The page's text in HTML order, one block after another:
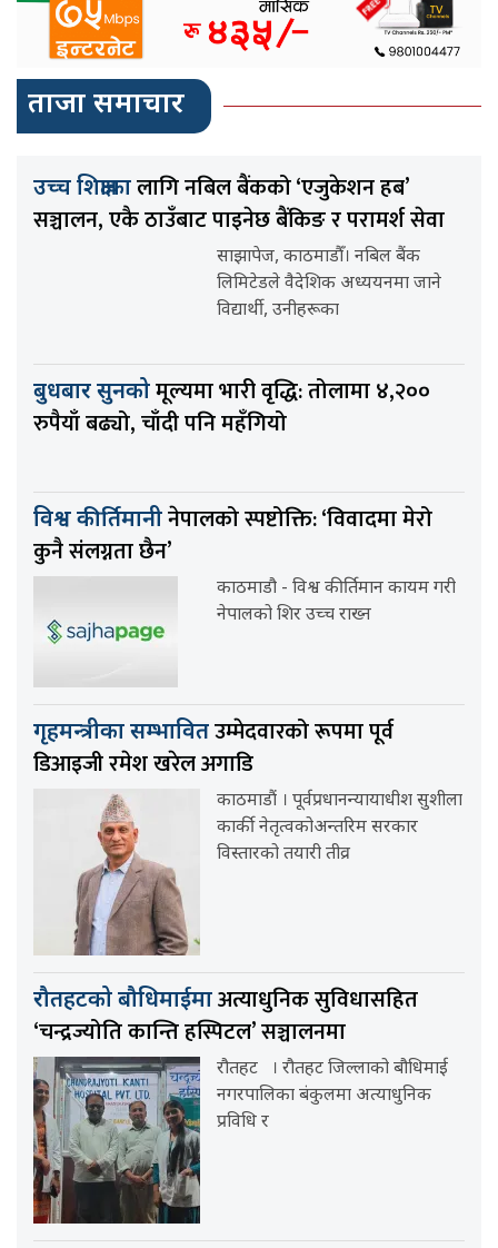
ताजा समाचार
उच्च शिक्षाकालागि नबिल बैंकको ‘एजुकेशन हब’
सञ्चालन, एकै ठाउँबाट पाइनेछ बैंकिङ र परामर्श सेवा
साझापेज, काठमाडौँ। नबिल बैंक
लिमिटेडले वैदेशिक अध्ययनमा जाने
विद्यार्थी, उनीहरूका
बुधबार सुनकोमूल्यमा भारी वृद्धि: तोलामा ४,२००
रुपैयाँ बढ्यो, चाँदी पनि महँगियो
विश्व कीर्तिमानीनेपालको स्पष्टोक्ति: ‘विवादमा मेरो
कुनै संलग्नता छैन’
काठमाडौ - विश्व कीर्तिमान कायम गरी
नेपालको शिर उच्च राख्न
गृहमन्त्रीका सम्भावितउम्मेदवारको रूपमा पूर्व
डिआइजी रमेश खरेल अगाडि
काठमाडौं । पूर्वप्रधानन्यायाधीश सुशीला
कार्की नेतृत्वकोअन्तरिम सरकार
विस्तारको तयारी तीव्र
रौतहटको बौधिमाईमाअत्याधुनिक सुविधासहित
‘चन्द्रज्योति कान्ति हस्पिटल’ सञ्चालनमा
रौतहट । रौतहट जिल्लाको बौधिमाई
नगरपालिका बंकुलमा अत्याधुनिक
प्रविधि र